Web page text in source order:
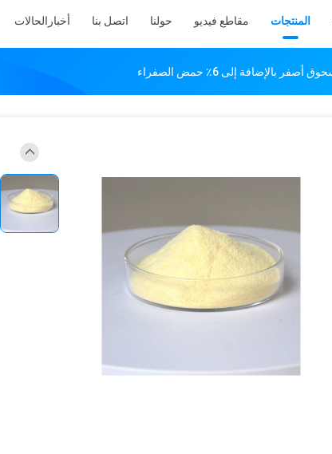
المنتجات مقاطع فيديو حولنا اتصل بنا أخبار الحالات